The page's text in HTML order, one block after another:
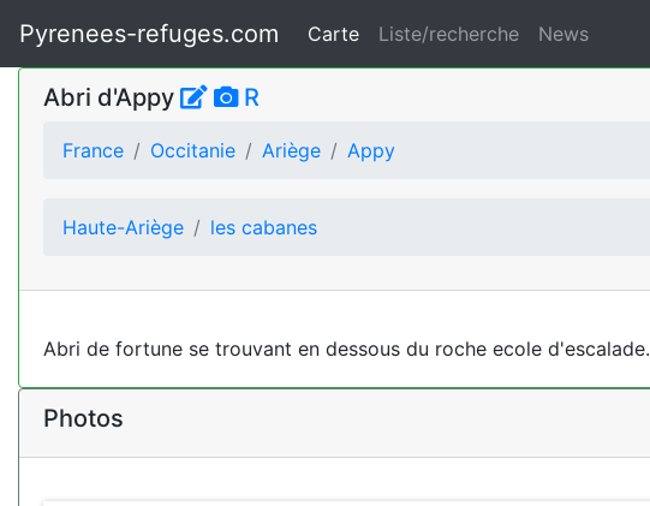
Pyrenees-refuges.com Carte Liste/recherche News
Abri d'Appy R
France Occitanie Ariège Appy
Haute-Ariège les cabanes
Abri de fortune se trouvant en dessous du roche ecole d'escalade.
Photos